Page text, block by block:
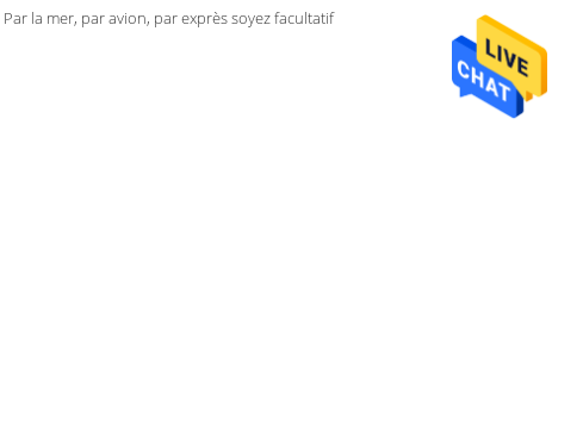
Par la mer, par avion, par exprès soyez facultatif